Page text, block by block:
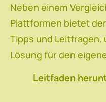
Neben einem
Plattformen bietet
Tipps und Leitfragen,
Lösung für den
Leitfaden